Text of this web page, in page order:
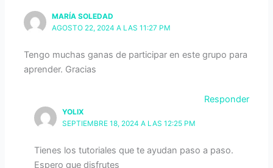
MARÍA SOLEDAD
AGOSTO 22, 2024 A LAS 11:27 PM
Tengo muchas ganas de participar en este grupo para
aprender. Gracias
Responder
YOLIX
SEPTIEMBRE 18, 2024 A LAS 12:25 PM
Tienes los tutoriales que te ayudan paso a paso.
Espero que disfrutes